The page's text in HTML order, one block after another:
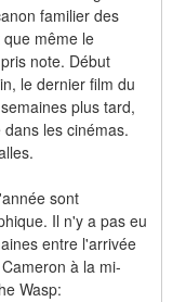
familier des
même le
note. Début
le dernier film du
plus tard,
les cinémas.
sont
Il n'y a pas eu
entre l'arrivée
à la mi-
Wasp: